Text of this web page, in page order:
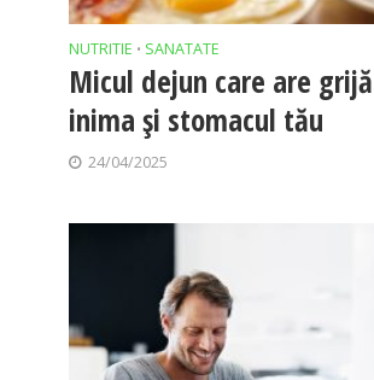
NUTRITIE • SANATATE
Micul dejun care are
inima și stomacul tău
24/04/2025